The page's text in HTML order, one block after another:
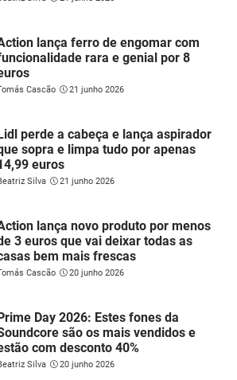
lança ferro de engomar com
rara e genial por 8
Cascão 21 junho 2026
perde a cabeça e lança aspirador
sopra e limpa tudo por apenas
euros
Silva 21 junho 2026
lança novo produto por menos
3 euros que vai deixar todas as
bem mais frescas
Cascão 20 junho 2026
Day 2026: Estes fones da
são os mais vendidos e
com desconto 40%
Silva 20 junho 2026